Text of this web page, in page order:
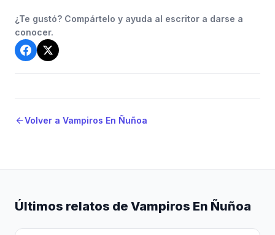
¿Te gustó? Compártelo y ayuda al escritor a darse a
conocer.
arrow_backVolver a Vampiros En Ñuñoa
Últimos relatos de Vampiros En Ñuñoa